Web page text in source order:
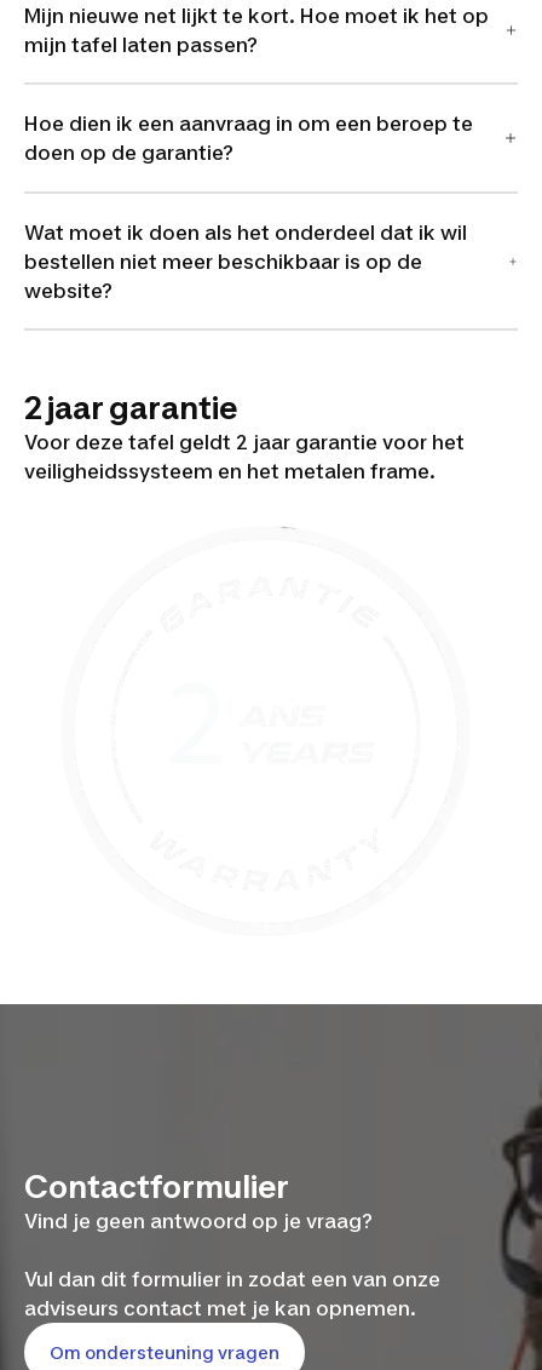
Mijn nieuwe net lijkt te kort. Hoe moet ik het op
mijn tafel laten passen?
Hoe dien ik een aanvraag in om een beroep te
doen op de garantie?
Wat moet ik doen als het onderdeel dat ik wil
bestellen niet meer beschikbaar is op de
website?
2 jaar garantie
Voor deze tafel geldt 2 jaar garantie voor het
veiligheidssysteem en het metalen frame.
Contactformulier
Vind je geen antwoord op je vraag?
Vul dan dit formulier in zodat een van onze
adviseurs contact met je kan opnemen.
Om ondersteuning vragen